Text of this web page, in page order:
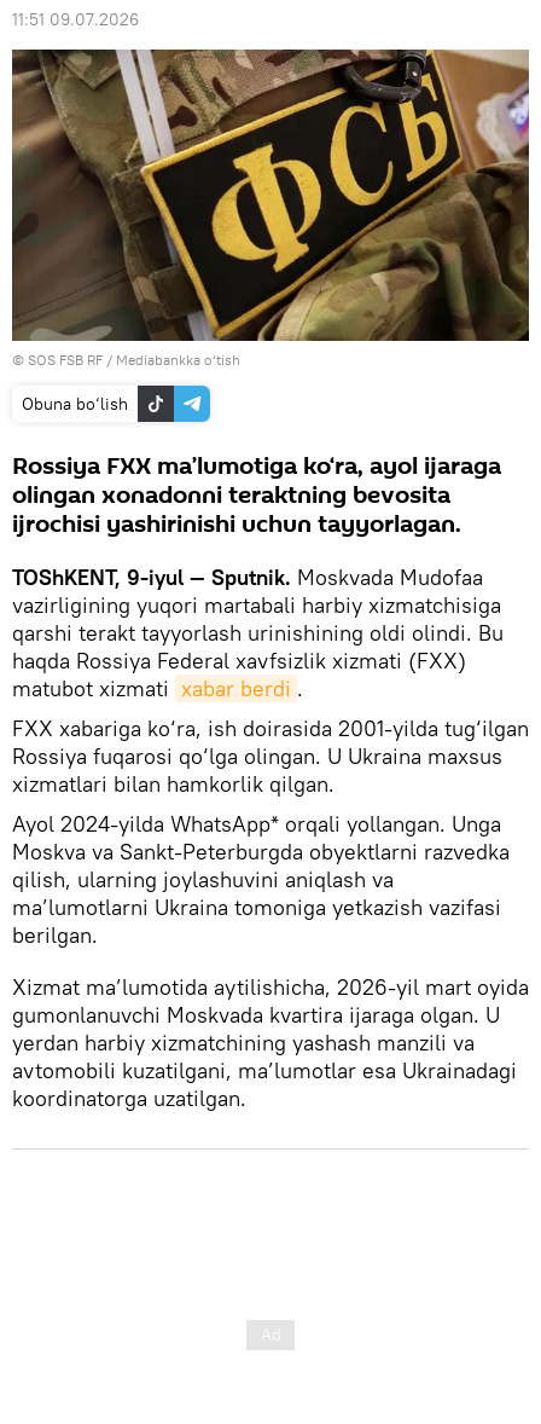
11:51 09.07.2026
© SOS FSB RF / Mediabankka o‘tish
Obuna bo‘lish
Rossiya FXX ma’lumotiga ko‘ra, ayol ijaraga
olingan xonadonni teraktning bevosita
ijrochisi yashirinishi uchun tayyorlagan.
TOShKENT, 9-iyul — Sputnik. Moskvada Mudofaa
vazirligining yuqori martabali harbiy xizmatchisiga
qarshi terakt tayyorlash urinishining oldi olindi. Bu
haqda Rossiya Federal xavfsizlik xizmati (FXX)
matubot xizmati xabar berdi .
FXX xabariga ko‘ra, ish doirasida 2001-yilda tug‘ilgan
Rossiya fuqarosi qo‘lga olingan. U Ukraina maxsus
xizmatlari bilan hamkorlik qilgan.
Ayol 2024-yilda WhatsApp* orqali yollangan. Unga
Moskva va Sankt-Peterburgda obyektlarni razvedka
qilish, ularning joylashuvini aniqlash va
ma’lumotlarni Ukraina tomoniga yetkazish vazifasi
berilgan.
Xizmat ma’lumotida aytilishicha, 2026-yil mart oyida
gumonlanuvchi Moskvada kvartira ijaraga olgan. U
yerdan harbiy xizmatchining yashash manzili va
avtomobili kuzatilgani, ma’lumotlar esa Ukrainadagi
koordinatorga uzatilgan.